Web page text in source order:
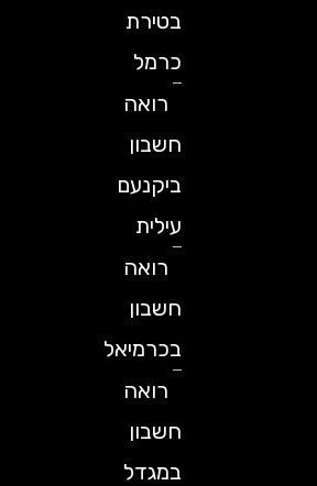
בטירת
כרמל
רואה
חשבון
ביקנעם
עילית
רואה
חשבון
בכרמיאל
רואה
חשבון
במגדל